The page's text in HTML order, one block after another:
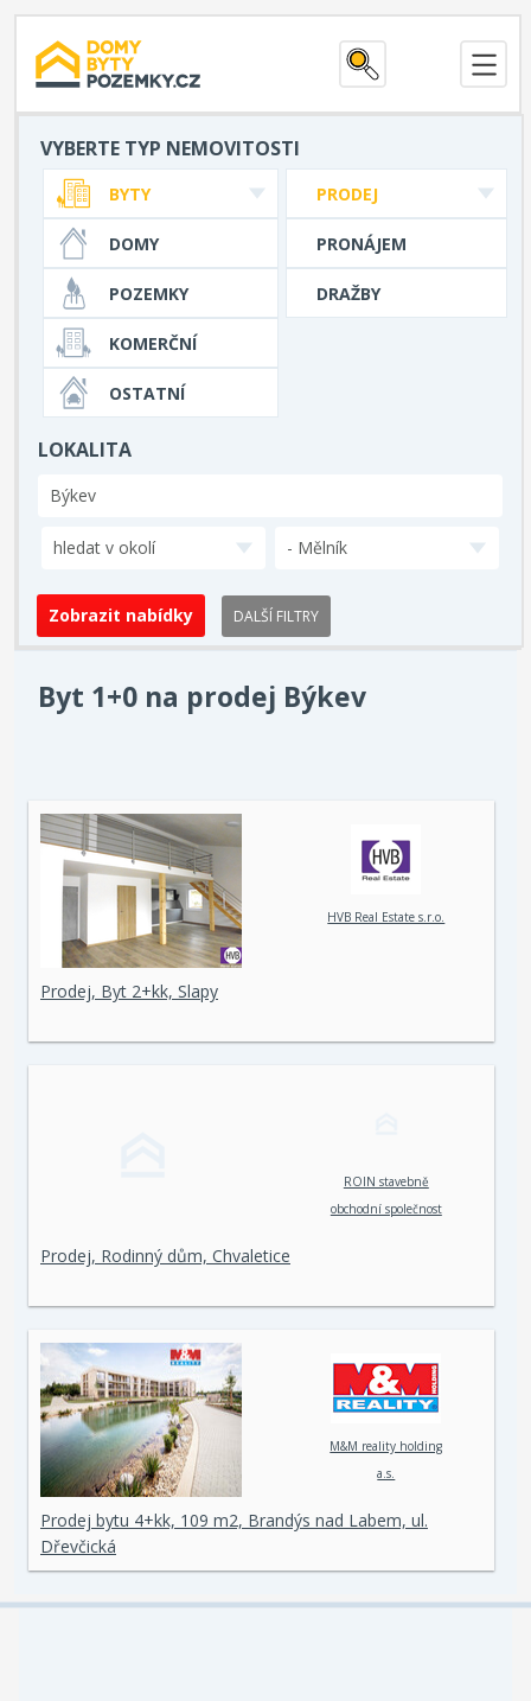
VYBERTE TYP NEMOVITOSTI
PRODEJ
PRONÁJEM
DRAŽBY
BYTY
DOMY
POZEMKY
KOMERČNÍ
OSTATNÍ
LOKALITA
hledat v okolí - Mělník
DALŠÍ FILTRY
Byt 1+0 na prodej Býkev
HVB Real Estate s.r.o.
Prodej, Byt 2+kk, Slapy
ROIN stavebně
obchodní společnost
Prodej, Rodinný dům, Chvaletice
M&M reality holding
a.s.
Prodej bytu 4+kk, 109 m2, Brandýs nad Labem, ul.
Dřevčická